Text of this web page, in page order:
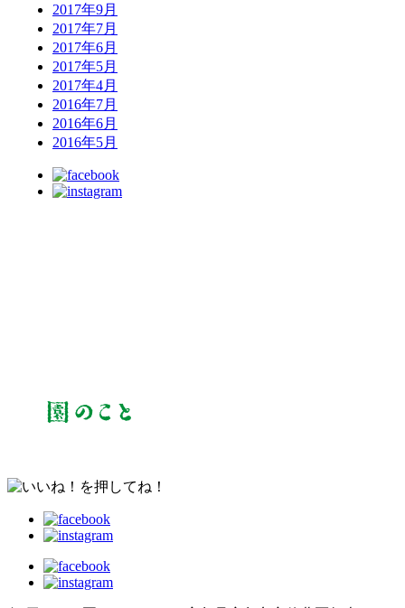
2017年9月
2017年7月
2017年6月
2017年5月
2017年4月
2016年7月
2016年6月
2016年5月